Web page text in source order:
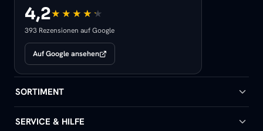
4,2
393 Rezensionen auf Google
Auf Google ansehen
SORTIMENT
Badheizkörper
SERVICE & HILFE